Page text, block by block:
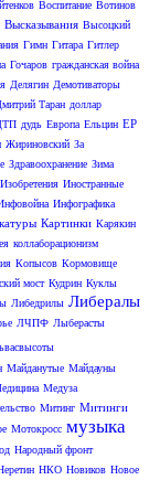
Воспитание Вотинов
Высказывания Высоцкий
Гимн Гитара Гитлер
Гочаров гражданская война
Делягин Демотиваторы
Таран доллар
дудь Европа Ельцин ЕР
Жириновский За
Здравоохранение Зима
Изобретения Иностранные
Инфографика
Картинки Карякин
коллаборационизм
Копысов Кормовище
мост Кудрин Куклы
Либедрилы Либералы
ЛЧПФ Лыберасты
Майданутые Майдауны
Медуза
Митинг Митинги
Мотокросс музыка
Народный фронт
НКО Новиков Новое